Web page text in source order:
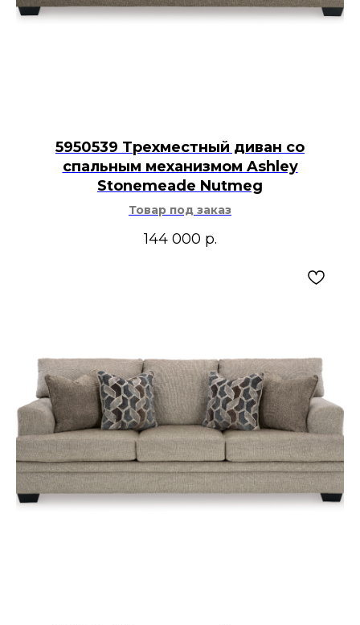
5950539 Трехместный диван со
спальным механизмом Ashley
Stonemeade Nutmeg
Товар под заказ
144 000 р.